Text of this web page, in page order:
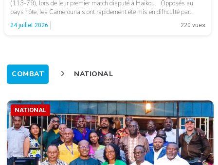
(113-79), lors de leur premier match disputé à Haikou. Opposés au
pays hôte, les Camerounais ont rapidement été mis en difficulté par
l’adresse offensive et l’intensité des Chinois, qui ont pris le contrôle de […]
24 juillet 2026 220 vues
COMBAT NATIONAL
NATIONAL